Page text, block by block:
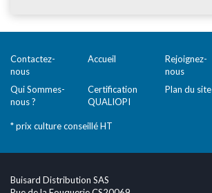
Contactez-
nous
Accueil
Rejoignez-
nous
Qui Sommes-
nous ?
Certification
QUALIOPI
Plan du site
* prix culture conseillé HT
Buisard Distribution SAS